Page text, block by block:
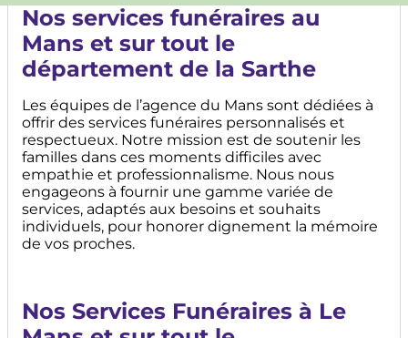
Nos services funéraires au
Mans et sur tout le
département de la Sarthe
Les équipes de l’agence du Mans sont dédiées à
offrir des services funéraires personnalisés et
respectueux. Notre mission est de soutenir les
familles dans ces moments difficiles avec
empathie et professionnalisme. Nous nous
engageons à fournir une gamme variée de
services, adaptés aux besoins et souhaits
individuels, pour honorer dignement la mémoire
de vos proches.
Nos Services Funéraires à Le